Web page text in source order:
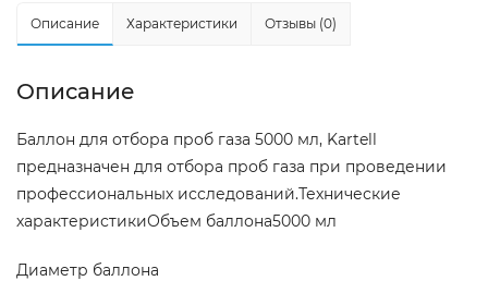
Описание Характеристики Отзывы (0)
Описание
Баллон для отбора проб газа 5000 мл, Kartell
предназначен для отбора проб газа при проведении
профессиональных исследований.Технические
характеристикиОбъем баллона5000 мл
Диаметр баллона